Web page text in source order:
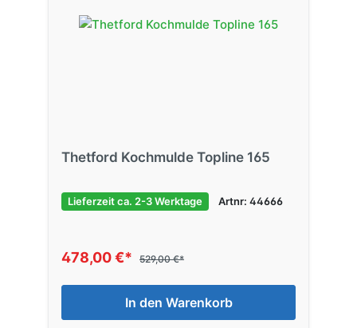
Thetford Kochmulde Topline 165
Lieferzeit ca. 2-3 Werktage Artnr: 44666
478,00 €* 529,00 €*
In den Warenkorb